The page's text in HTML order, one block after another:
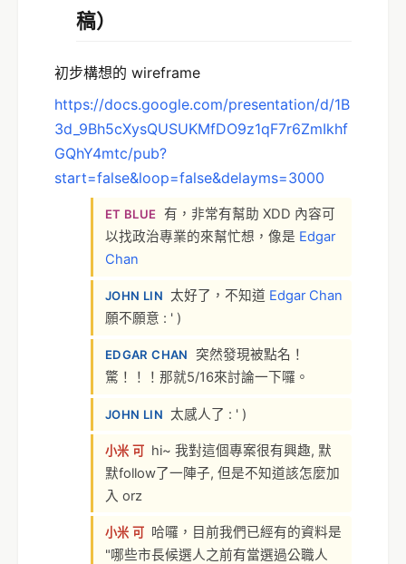
稿）
初步構想的 wireframe
https://docs.google.com/presentation/d/1B
3d_9Bh5cXysQUSUKMfDO9z1qF7r6ZmIkhf
GQhY4mtc/pub?
start=false&loop=false&delayms=3000
ET BLUE 有，非常有幫助 XDD 內容可
以找政治專業的來幫忙想，像是 Edgar
Chan
JOHN LIN 太好了，不知道 Edgar Chan
願不願意 : ' )
EDGAR CHAN
突然發現被點名！
驚！！！那就5/16來討論一下囉。
JOHN LIN 太感人了 : ' )
小米 可 hi~ 我對這個專案很有興趣, 默
默follow了一陣子, 但是不知道該怎麼加
入 orz
小米 可 哈囉，目前我們已經有的資料是
"哪些市長候選人之前有當選過公職人